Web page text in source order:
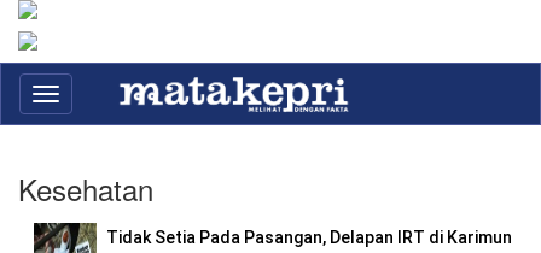
Toggle
navigation
Kesehatan
Tidak Setia Pada Pasangan, Delapan IRT di Karimun